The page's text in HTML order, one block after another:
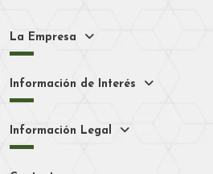
La Empresa
Información de Interés
Información Legal